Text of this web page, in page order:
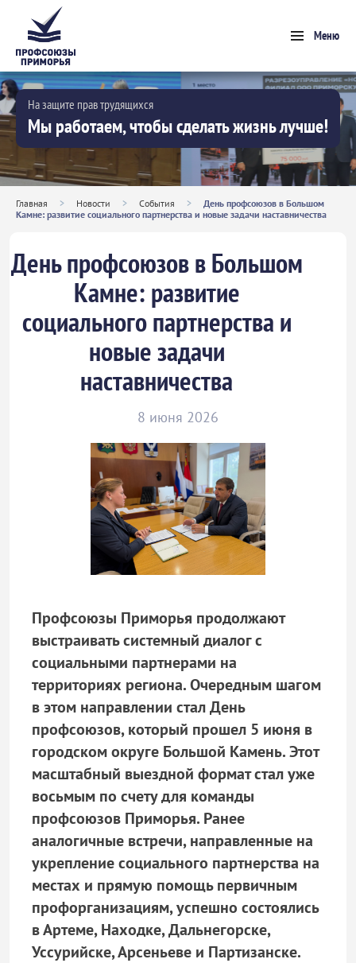
Меню
На защите прав трудящихся
Мы работаем, чтобы сделать жизнь лучше!
Главная > Новости > События >
День профсоюзов в Большом
Камне: развитие социального партнерства и новые задачи наставничества
День профсоюзов в Большом
Камне: развитие
социального партнерства и
новые задачи
наставничества
8 июня 2026
Профсоюзы Приморья продолжают
выстраивать системный диалог с
социальными партнерами на
территориях региона. Очередным шагом
в этом направлении стал День
профсоюзов, который прошел 5 июня в
городском округе Большой Камень. Этот
масштабный выездной формат стал уже
восьмым по счету для команды
профсоюзов Приморья. Ранее
аналогичные встречи, направленные на
укрепление социального партнерства на
местах и прямую помощь первичным
профорганизациям, успешно состоялись
в Артеме, Находке, Дальнегорске,
Уссурийске, Арсеньеве и Партизанске.